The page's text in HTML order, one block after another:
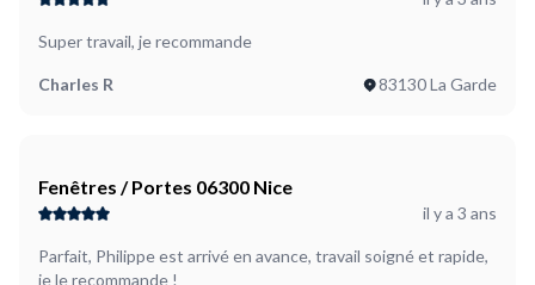
Super travail, je recommande
Charles R 83130 La Garde
Fenêtres / Portes 06300 Nice
il y a 3 ans
Parfait, Philippe est arrivé en avance, travail soigné et rapide,
je le recommande !